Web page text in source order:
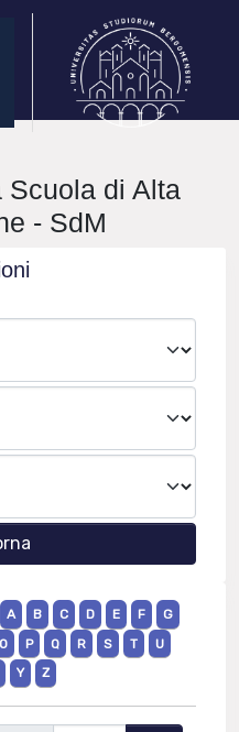
Scuola di Alta
- SdM
A B C D E F
G
O P Q R S T
U
Y Z